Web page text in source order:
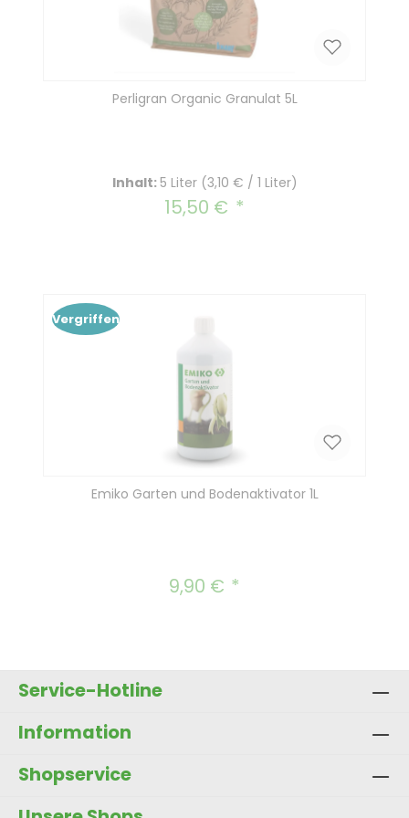
Perligran Organic Granulat 5L
Inhalt:5 Liter (3,10 € / 1 Liter)
Regulärer Preis:
15,50 €
Vergriffen
Emiko Garten und Bodenaktivator 1L
Regulärer Preis:
9,90 €
Service-Hotline
Information
Shopservice